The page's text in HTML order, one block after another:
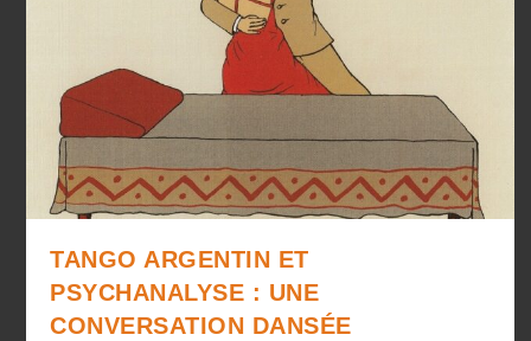
TANGO ARGENTIN ET
PSYCHANALYSE : UNE
CONVERSATION DANSÉE